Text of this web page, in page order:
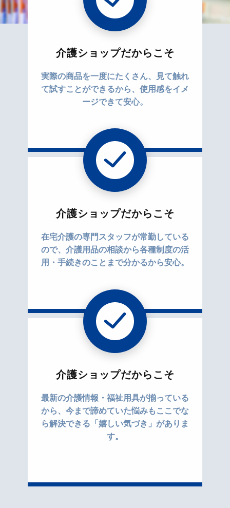
介護ショップだからこそ
実際の商品を一度にたくさん、見て触れ
て試すことができるから、使用感をイメ
ージできて安心。
介護ショップだからこそ
在宅介護の専門スタッフが常勤している
ので、介護用品の相談から各種制度の活
用・手続きのことまで分かるから安心。
介護ショップだからこそ
最新の介護情報・福祉用具が揃っている
から、今まで諦めていた悩みもここでな
ら解決できる「嬉しい気づき」がありま
す。